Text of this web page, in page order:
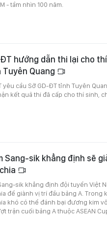
- tầm nhìn 100 năm.
hướng dẫn thi lại cho
Tuyên Quang
yêu cầu Sở GD-ĐT tỉnh Tuyên
kết quả thi đã cấp cho thí sinh,
Sang-sik khẳng định sẽ
sik khẳng định đội tuyển Việt
để giành vị trí đầu bảng A. Trong
khó có thể đánh bại đương kim
trận cuối bảng A thuộc ASEAN